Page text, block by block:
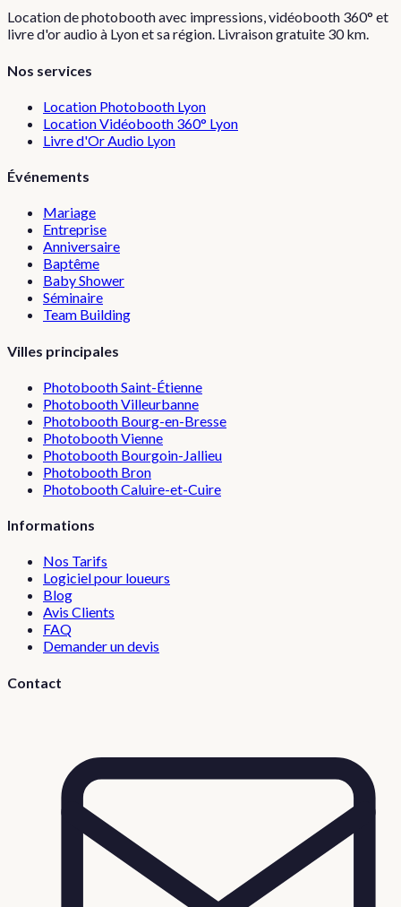
Location de photobooth avec impressions, vidéobooth 360° et
livre d'or audio à Lyon et sa région. Livraison gratuite 30 km.
Nos services
Location Photobooth Lyon
Location Vidéobooth 360° Lyon
Livre d'Or Audio Lyon
Événements
Mariage
Entreprise
Anniversaire
Baptême
Baby Shower
Séminaire
Team Building
Villes principales
PhotoboothSaint-Étienne
PhotoboothVilleurbanne
Photobooth Bourg-en-Bresse
PhotoboothVienne
Photobooth Bourgoin-Jallieu
Photobooth Bron
PhotoboothCaluire-et-Cuire
Informations
Nos Tarifs
Logiciel pour loueurs
Blog
Avis Clients
FAQ
Demander un devis
Contact